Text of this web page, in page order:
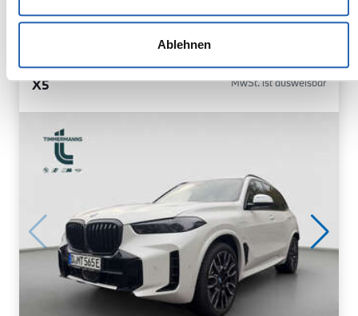
Ablehnen
BMW
X5
77.850,00€
MwSt. ist ausweisbar